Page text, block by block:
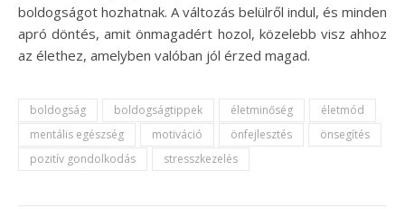
boldogságot hozhatnak. A változás belülről indul, és minden
apró döntés, amit önmagadért hozol, közelebb visz ahhoz
az élethez, amelyben valóban jól érzed magad.
boldogság boldogságtippek életminőség
életmód
mentális egészség
motiváció önfejlesztés
önsegítés
pozitív gondolkodás
stresszkezelés